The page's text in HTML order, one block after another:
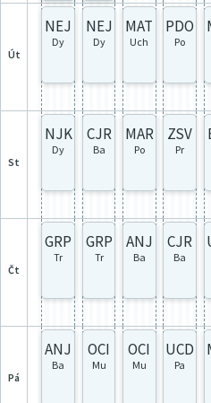
út
NEJ
Dy
NEJ
Dy
MAT
Uch
PDO
Po
st
NJK
Dy
CJR
Ba
MAR
Po
ZSV
Pr
čt
GRP
Tr
GRP
Tr
ANJ
Ba
CJR
Ba
pá
ANJ
Ba
OCI
Mu
OCI
Mu
UCD
Pa